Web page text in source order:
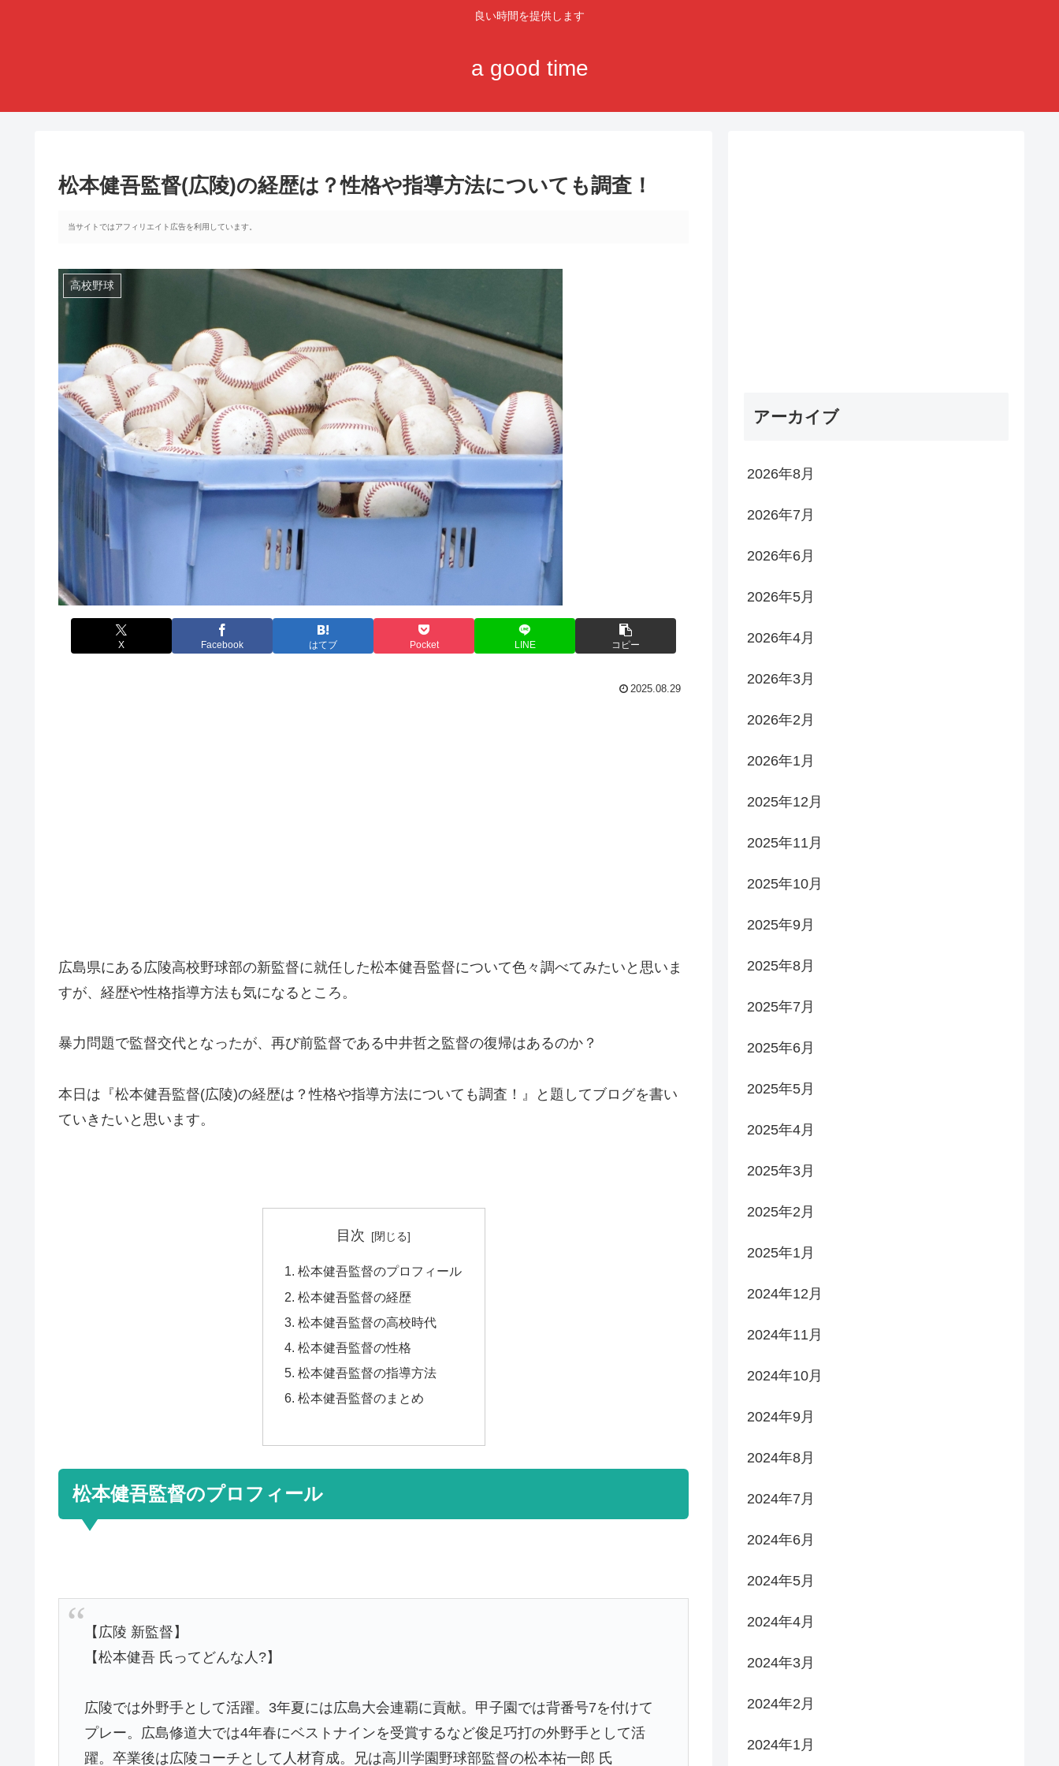
良い時間を提供します
a good time
松本健吾監督(広陵)の経歴は？性格や指導方法についても調査！
当サイトではアフィリエイト広告を利用しています。
高校野球
X Facebook はてブ Pocket LINE コピー
2025.08.29
広島県にある広陵高校野球部の新監督に就任した松本健吾監督について色々調べてみたいと思いま
すが、経歴や性格指導方法も気になるところ。
暴力問題で監督交代となったが、再び前監督である中井哲之監督の復帰はあるのか？
本日は『松本健吾監督(広陵)の経歴は？性格や指導方法についても調査！』と題してブログを書い
ていきたいと思います。
目次
松本健吾監督のプロフィール
松本健吾監督の経歴
松本健吾監督の高校時代
松本健吾監督の性格
松本健吾監督の指導方法
松本健吾監督のまとめ
松本健吾監督のプロフィール
【広陵 新監督】
【松本健吾 氏ってどんな人?】
広陵では外野手として活躍。3年夏には広島大会連覇に貢献。甲子園では背番号7を付けて
プレー。広島修道大では4年春にベストナインを受賞するなど俊足巧打の外野手として活
躍。卒業後は広陵コーチとして人材育成。兄は高川学園野球部監督の松本祐一郎 氏
アーカイブ
2026年8月
2026年7月
2026年6月
2026年5月
2026年4月
2026年3月
2026年2月
2026年1月
2025年12月
2025年11月
2025年10月
2025年9月
2025年8月
2025年7月
2025年6月
2025年5月
2025年4月
2025年3月
2025年2月
2025年1月
2024年12月
2024年11月
2024年10月
2024年9月
2024年8月
2024年7月
2024年6月
2024年5月
2024年4月
2024年3月
2024年2月
2024年1月